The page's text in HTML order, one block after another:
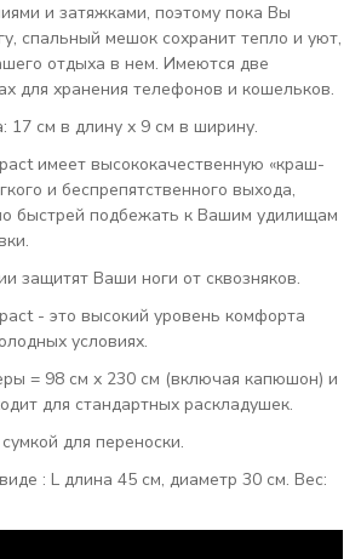
и затяжками, поэтому пока Вы
спальный мешок сохранит тепло и уют,
отдыха в нем. Имеются две
для хранения телефонов и кошельков.
17 см в длину х 9 см в ширину.
имеет высококачественную «краш-
и беспрепятственного выхода,
быстрей подбежать к Вашим удилищам
защитят Ваши ноги от сквозняков.
- это высокий уровень комфорта
условиях.
= 98 см х 230 см (включая капюшон) и
для стандартных раскладушек.
для переноски.
: L длина 45 см, диаметр 30 см. Вес: